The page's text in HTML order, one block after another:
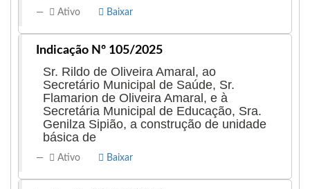
Ativo Baixar
Indicação Nº 105/2025
Sr. Rildo de Oliveira Amaral, ao
Secretário Municipal de Saúde, Sr.
Flamarion de Oliveira Amaral, e à
Secretária Municipal de Educação, Sra.
Genilza Sipião, a construção de unidade
básica de
Ativo Baixar